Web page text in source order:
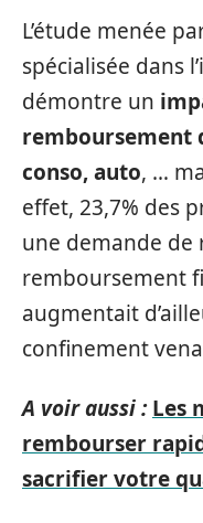
L’étude menée
spécialisée dans
démontre un
remboursement
conso, auto, …
effet, 23,7% des
une demande
remboursement
augmentait
confinement
A voir aussi : Les
rembourser
sacrifier votre